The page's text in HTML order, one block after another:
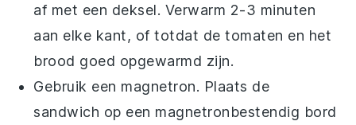
af met een deksel. Verwarm 2-3 minuten
aan elke kant, of totdat detomaten en het
brood goed opgewarmd zijn.
Gebruik een magnetron. Plaats de
sandwich op een magnetronbestendig bord